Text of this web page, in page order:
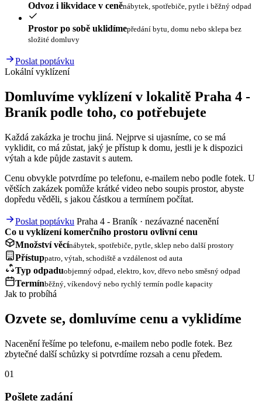
Odvoz i likvidace v ceněnábytek, spotřebiče, pytle i běžný odpad
Prostor po sobě uklidímepředání bytu, domu nebo sklepa bez
složité domluvy
Poslat poptávku
Lokální vyklízení
Domluvíme vyklízení v lokalitě Praha 4 -
Braník podle toho, co potřebujete
Každá zakázka je trochu jiná. Nejprve si ujasníme, co se má
vyklidit, co má zůstat, jaký je přístup k domu, jestli je k dispozici
výtah a kde půjde zastavit s autem.
Cenu obvykle potvrdíme po telefonu, e-mailem nebo podle fotek. U
větších zakázek pomůže krátké video nebo soupis prostor, abyste
dopředu věděli, s jakou částkou a termínem počítat.
Poslat poptávku Praha 4 - Braník · nezávazné nacenění
Co u vyklízení komerčního prostoru ovlivní cenu
Množství věcínábytek, spotřebiče, pytle, sklep nebo další prostory
Přístuppatro, výtah, schodiště a vzdálenost od auta
Typ odpaduobjemný odpad, elektro, kov, dřevo nebo směsný odpad
Termínběžný, víkendový nebo rychlý termín podle kapacity
Jak to probíhá
Ozvete se, domluvíme cenu a vyklidíme
Nacenění řešíme po telefonu, e-mailem nebo podle fotek. Bez
zbytečné další schůzky si potvrdíme rozsah a cenu předem.
01
Pošlete zadání